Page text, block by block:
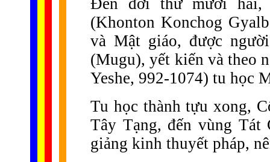
Đến đời thứ mười hai,
(Khonton Konchog
và Mật giáo, được
(Mugu), yết kiến và theo
Yeshe, 992-1074) tu học
Tu học thành tựu xong,
Tây Tạng, đến vùng Tát
giảng kinh thuyết pháp,